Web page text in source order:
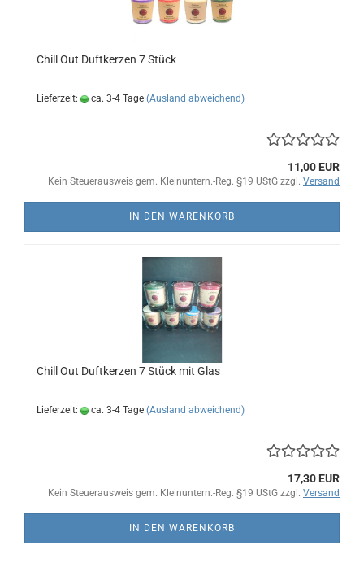
Chill Out Duftkerzen 7 Stück
Lieferzeit: ca. 3-4 Tage (Ausland abweichend)
11,00 EUR
Kein Steuerausweis gem. Kleinuntern.-Reg. §19 UStG zzgl. Versand
IN DEN WARENKORB
Chill Out Duftkerzen 7 Stück mit Glas
Lieferzeit: ca. 3-4 Tage (Ausland abweichend)
17,30 EUR
Kein Steuerausweis gem. Kleinuntern.-Reg. §19 UStG zzgl. Versand
IN DEN WARENKORB